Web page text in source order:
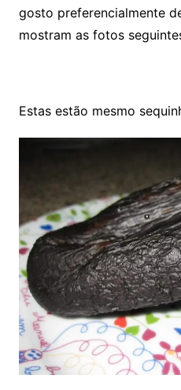
gosto preferencialmente
mostram as fotos
Estas estão mesmo